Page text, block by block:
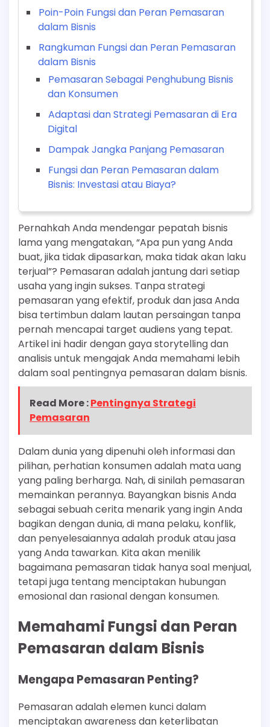
Poin-Poin Fungsi dan Peran Pemasaran
dalam Bisnis
Rangkuman Fungsi dan Peran Pemasaran
dalam Bisnis
Pemasaran Sebagai Penghubung Bisnis
dan Konsumen
Adaptasi dan Strategi Pemasaran di Era
Digital
Dampak Jangka Panjang Pemasaran
Fungsi dan Peran Pemasaran dalam
Bisnis: Investasi atau Biaya?
Pernahkah Anda mendengar pepatah bisnis
lama yang mengatakan, “Apa pun yang Anda
buat, jika tidak dipasarkan, maka tidak akan laku
terjual”? Pemasaran adalah jantung dari setiap
usaha yang ingin sukses. Tanpa strategi
pemasaran yang efektif, produk dan jasa Anda
bisa tertimbun dalam lautan persaingan tanpa
pernah mencapai target audiens yang tepat.
Artikel ini hadir dengan gaya storytelling dan
analisis untuk mengajak Anda memahami lebih
dalam soal pentingnya pemasaran dalam bisnis.
Read More :Pentingnya Strategi
Pemasaran
Dalam dunia yang dipenuhi oleh informasi dan
pilihan, perhatian konsumen adalah mata uang
yang paling berharga. Nah, di sinilah pemasaran
memainkan perannya. Bayangkan bisnis Anda
sebagai sebuah cerita menarik yang ingin Anda
bagikan dengan dunia, di mana pelaku, konflik,
dan penyelesaiannya adalah produk atau jasa
yang Anda tawarkan. Kita akan menilik
bagaimana pemasaran tidak hanya soal menjual,
tetapi juga tentang menciptakan hubungan
emosional dan rasional dengan konsumen.
Memahami Fungsi dan Peran
Pemasaran dalam Bisnis
Mengapa Pemasaran Penting?
Pemasaran adalah elemen kunci dalam
menciptakan awareness dan keterlibatan